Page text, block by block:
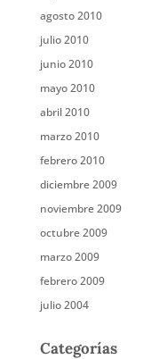
agosto 2010
julio 2010
junio 2010
mayo 2010
abril 2010
marzo 2010
febrero 2010
diciembre 2009
noviembre 2009
octubre 2009
marzo 2009
febrero 2009
julio 2004
Categorías